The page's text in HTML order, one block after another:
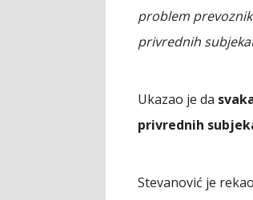
problem
privrednih
Ukazao je da
privrednih
Stevanović je